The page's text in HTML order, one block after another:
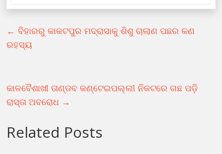
← ବିହାରରୁ କାକଟପୁର ମଦ୍ରାସାକୁ ଶିଶୁ ଚାଲାଣ ପଛର କଣ
ରହସ୍ୟ
କାଳବୈଶାଖୀ ତାଣ୍ଡବ କଣ୍ଟେଇପଲ୍ଲୀ ନିକଟରେ ଗଛ ପଡ଼ି
ରାସ୍ତା ଅବରୋଧ →
Related Posts